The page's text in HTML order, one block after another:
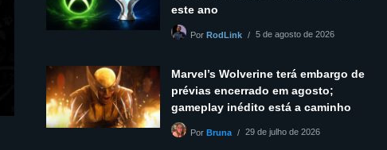
este ano
PorRodLink 5 de agosto de 2026
Marvel’s Wolverine terá embargo de
prévias encerrado em agosto;
gameplay inédito está a caminho
PorBruna 29 de julho de 2026